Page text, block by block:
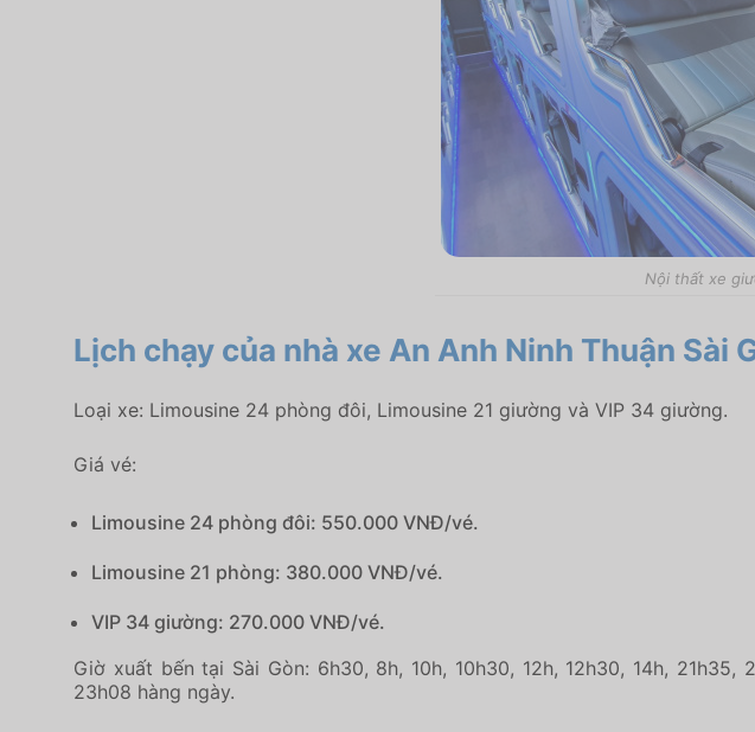
Nội thất xe
Lịch chạy của nhà xe An Anh Ninh Thuận Sài
Loại xe: Limousine 24 phòng đôi, Limousine 21 giường và VIP 34 giường.
Giá vé:
Limousine 24 phòng đôi: 550.000 VNĐ/vé.
Limousine 21 phòng: 380.000 VNĐ/vé.
VIP 34 giường: 270.000 VNĐ/vé.
Giờ xuất bến tại Sài Gòn: 6h30, 8h, 10h, 10h30, 12h, 12h30, 14h,
23h08 hàng ngày.